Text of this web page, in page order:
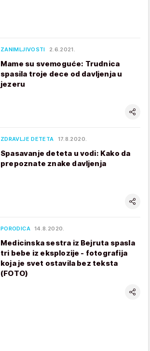
ZANIMLJIVOSTI 2.6.2021.
Mame su svemoguće: Trudnica
spasila troje dece od davljenja u
jezeru
ZDRAVLJE DETETA 17.8.2020.
Spasavanje deteta u vodi: Kako da
prepoznate znake davljenja
PORODICA 14.8.2020.
Medicinska sestra iz Bejruta spasla
tri bebe iz eksplozije - fotografija
koja je svet ostavila bez teksta
(FOTO)